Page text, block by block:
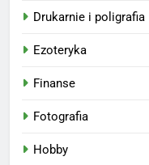
Drukarnie i poligrafia
Ezoteryka
Finanse
Fotografia
Hobby